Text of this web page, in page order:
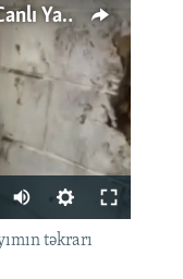
Bayılda sürüşmənin fəsadları - Canlı Yayımın təkrarı
təkrarı